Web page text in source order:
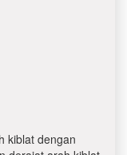
kiblat dengan